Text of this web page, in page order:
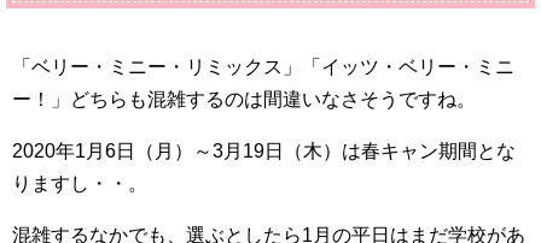
「ベリー・ミニー・リミックス」「イッツ・ベリー・ミニ
ー！」どちらも混雑するのは間違いなさそうですね。
2020年1 月 6日（月）～3月 19日（木）は春キャン期間とな
りますし・・。
混雑するなかでも、選ぶとしたら1 月の平日はまだ学校があ